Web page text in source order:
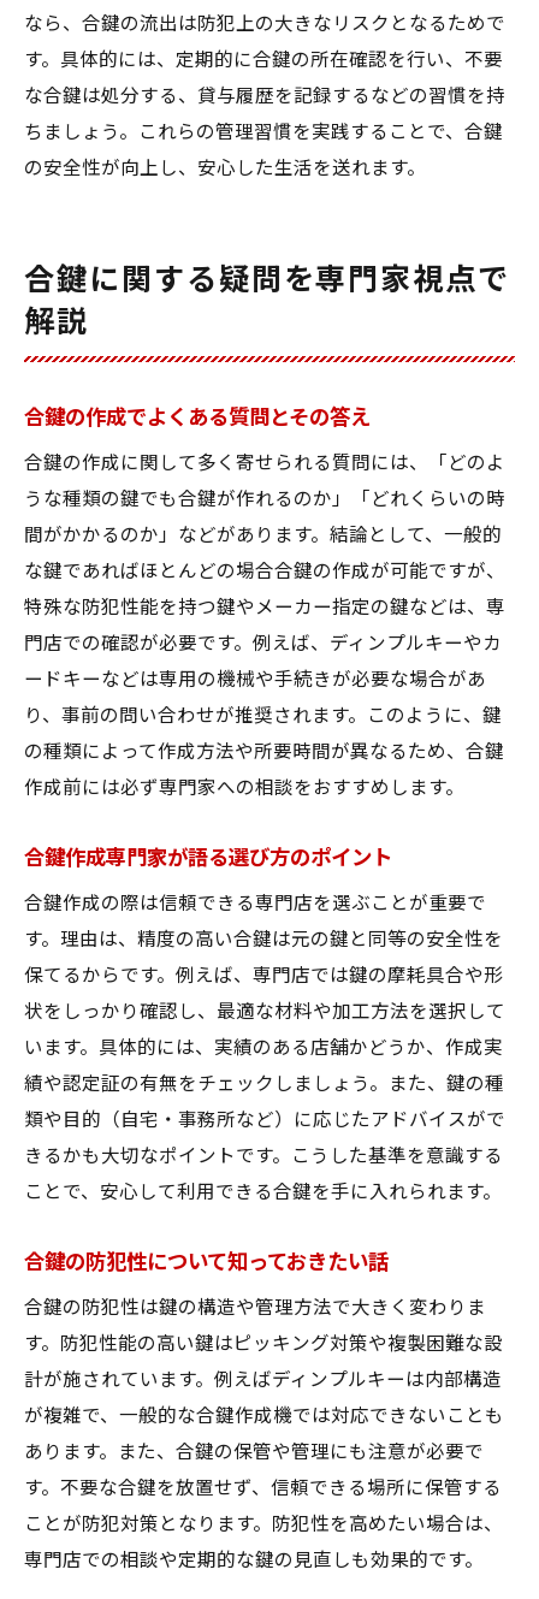
なら、合鍵の流出は防犯上の大きなリスクとなるためで
す。具体的には、定期的に合鍵の所在確認を行い、不要
な合鍵は処分する、貸与履歴を記録するなどの習慣を持
ちましょう。これらの管理習慣を実践することで、合鍵
の安全性が向上し、安心した生活を送れます。
合鍵に関する疑問を専門家視点で
解説
合鍵の作成でよくある質問とその答え
合鍵の作成に関して多く寄せられる質問には、「どのよ
うな種類の鍵でも合鍵が作れるのか」「どれくらいの時
間がかかるのか」などがあります。結論として、一般的
な鍵であればほとんどの場合合鍵の作成が可能ですが、
特殊な防犯性能を持つ鍵やメーカー指定の鍵などは、専
門店での確認が必要です。例えば、ディンプルキーやカ
ードキーなどは専用の機械や手続きが必要な場合があ
り、事前の問い合わせが推奨されます。このように、鍵
の種類によって作成方法や所要時間が異なるため、合鍵
作成前には必ず専門家への相談をおすすめします。
合鍵作成専門家が語る選び方のポイント
合鍵作成の際は信頼できる専門店を選ぶことが重要で
す。理由は、精度の高い合鍵は元の鍵と同等の安全性を
保てるからです。例えば、専門店では鍵の摩耗具合や形
状をしっかり確認し、最適な材料や加工方法を選択して
います。具体的には、実績のある店舗かどうか、作成実
績や認定証の有無をチェックしましょう。また、鍵の種
類や目的（自宅・事務所など）に応じたアドバイスがで
きるかも大切なポイントです。こうした基準を意識する
ことで、安心して利用できる合鍵を手に入れられます。
合鍵の防犯性について知っておきたい話
合鍵の防犯性は鍵の構造や管理方法で大きく変わりま
す。防犯性能の高い鍵はピッキング対策や複製困難な設
計が施されています。例えばディンプルキーは内部構造
が複雑で、一般的な合鍵作成機では対応できないことも
あります。また、合鍵の保管や管理にも注意が必要で
す。不要な合鍵を放置せず、信頼できる場所に保管する
ことが防犯対策となります。防犯性を高めたい場合は、
専門店での相談や定期的な鍵の見直しも効果的です。